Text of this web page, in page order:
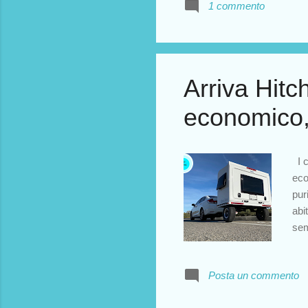
è
1 commento
Arriva
I
Posta un commento